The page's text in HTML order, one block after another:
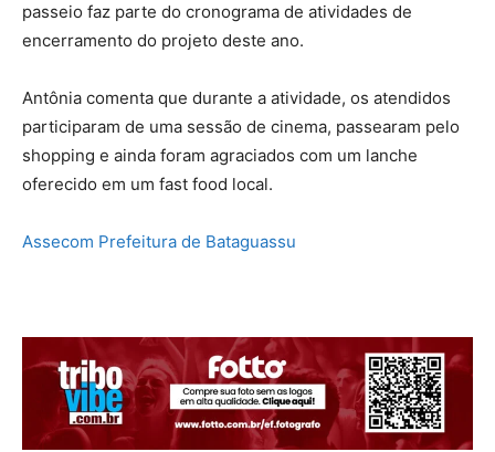
passeio faz parte do cronograma de atividades de
encerramento do projeto deste ano.
Antônia comenta que durante a atividade, os atendidos
participaram de uma sessão de cinema, passearam pelo
shopping e ainda foram agraciados com um lanche
oferecido em um fast food local.
Assecom Prefeitura de Bataguassu